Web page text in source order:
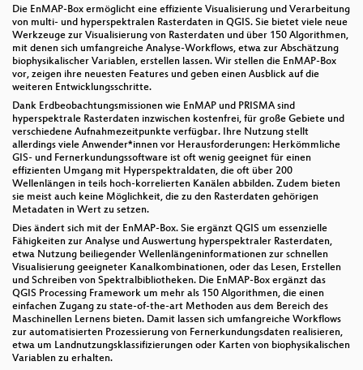
Die EnMAP-Box ermöglicht eine effiziente Visualisierung und Verarbeitung
von multi- und hyperspektralen Rasterdaten in QGIS. Sie bietet viele neue
Werkzeuge zur Visualisierung von Rasterdaten und über 150 Algorithmen,
mit denen sich umfangreiche Analyse-Workflows, etwa zur Abschätzung
biophysikalischer Variablen, erstellen lassen. Wir stellen die EnMAP-Box
vor, zeigen ihre neuesten Features und geben einen Ausblick auf die
weiteren Entwicklungsschritte.
Dank Erdbeobachtungsmissionen wie EnMAP und PRISMA sind
hyperspektrale Rasterdaten inzwischen kostenfrei, für große Gebiete und
verschiedene Aufnahmezeitpunkte verfügbar. Ihre Nutzung stellt
allerdings viele Anwender*innen vor Herausforderungen: Herkömmliche
GIS- und Fernerkundungssoftware ist oft wenig geeignet für einen
effizienten Umgang mit Hyperspektraldaten, die oft über 200
Wellenlängen in teils hoch-korrelierten Kanälen abbilden. Zudem bieten
sie meist auch keine Möglichkeit, die zu den Rasterdaten gehörigen
Metadaten in Wert zu setzen.
Dies ändert sich mit der EnMAP-Box. Sie ergänzt QGIS um essenzielle
Fähigkeiten zur Analyse und Auswertung hyperspektraler Rasterdaten,
etwa Nutzung beiliegender Wellenlängeninformationen zur schnellen
Visualisierung geeigneter Kanalkombinationen, oder das Lesen, Erstellen
und Schreiben von Spektralbibliotheken. Die EnMAP-Box ergänzt das
QGIS Processing Framework um mehr als 150 Algorithmen, die einen
einfachen Zugang zu state-of-the-art Methoden aus dem Bereich des
Maschinellen Lernens bieten. Damit lassen sich umfangreiche Workflows
zur automatisierten Prozessierung von Fernerkundungsdaten realisieren,
etwa um Landnutzungsklassifizierungen oder Karten von biophysikalischen
Variablen zu erhalten.